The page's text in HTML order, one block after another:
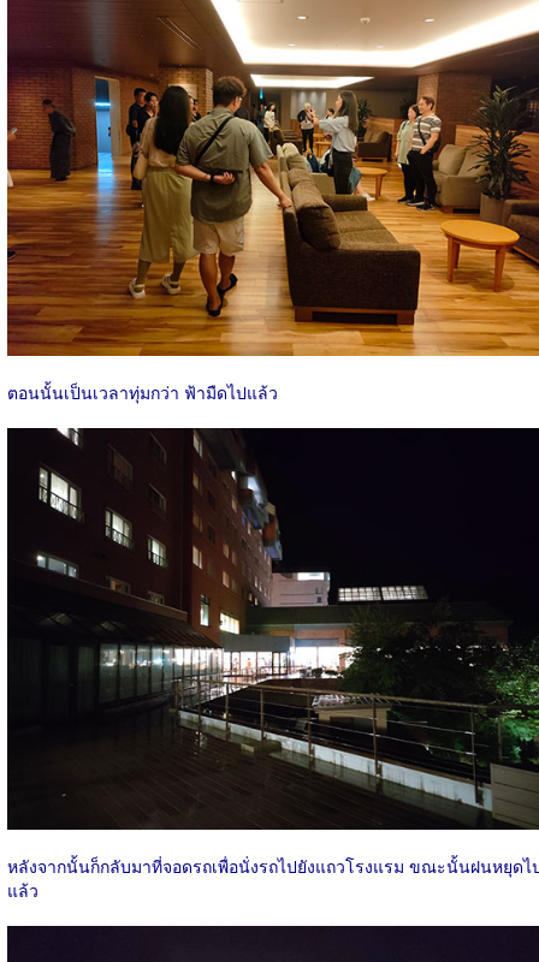
ตอนนั้นเป็นเวลาทุ่มกว่า ฟ้ามืดไปแล้ว
หลังจากนั้นก็กลับมาที่จอดรถเพื่อนั่งรถไปยังแถวโรงแรม ขณะนั้นฝนหยุดไ
แล้ว